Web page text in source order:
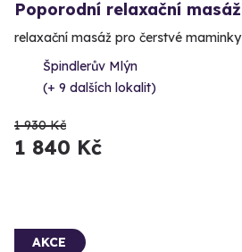
Poporodní relaxační masáž
relaxační masáž pro čerstvé maminky
Špindlerův Mlýn
(+ 9 dalších lokalit)
1 930 Kč
1 840 Kč
AKCE